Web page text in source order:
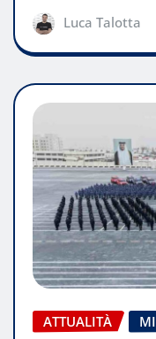
Luca Talotta
ATTUALITÀ